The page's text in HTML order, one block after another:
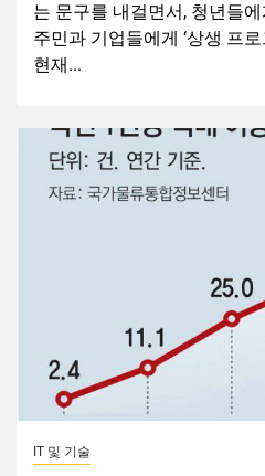
는 문구를 내걸면서, 청년들에
주민과 기업들에게 ‘상생 프
현재...
IT 및 기술